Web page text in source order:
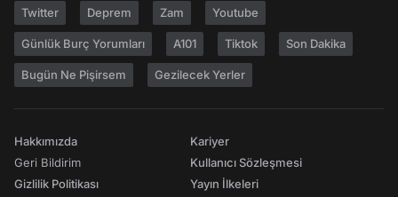
Twitter Deprem Zam Youtube
Günlük Burç Yorumları A101 Tiktok Son Dakika
Bugün Ne Pişirsem Gezilecek Yerler
Hakkımızda
Geri Bildirim
Gizlilik Politikası
Kariyer
Kullanıcı Sözleşmesi
Yayın İlkeleri